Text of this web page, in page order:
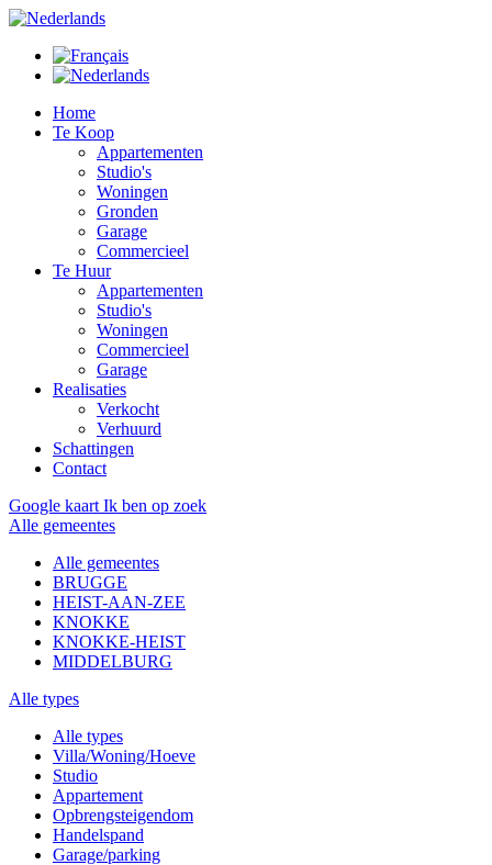
Home
Te Koop
Appartementen
Studio's
Woningen
Gronden
Garage
Commercieel
Te Huur
Appartementen
Studio's
Woningen
Commercieel
Garage
Realisaties
Verkocht
Verhuurd
Schattingen
Contact
Google kaart Ik ben op zoek
Alle gemeentes
Alle gemeentes
BRUGGE
HEIST-AAN-ZEE
KNOKKE
KNOKKE-HEIST
MIDDELBURG
Alle types
Alle types
Villa/Woning/Hoeve
Studio
Appartement
Opbrengsteigendom
Handelspand
Garage/parking